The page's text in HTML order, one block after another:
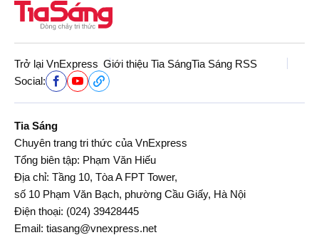
Trở lại VnExpress Giới thiệu Tia SángTia Sáng RSS
Social:
Tia Sáng
Chuyên trang tri thức của VnExpress
Tổng biên tập: Phạm Văn Hiếu
Địa chỉ: Tầng 10, Tòa A FPT Tower,
số 10 Phạm Văn Bạch, phường Cầu Giấy, Hà Nội
Điện thoại: (024) 39428445
Email: tiasang@vnexpress.net